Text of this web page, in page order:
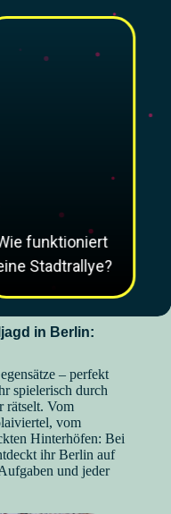
funktioniert
Stadtrallye?
in Berlin:
– perfekt
spielerisch durch
rätselt. Vom
vom
Hinterhöfen: Bei
ihr Berlin auf
und jeder